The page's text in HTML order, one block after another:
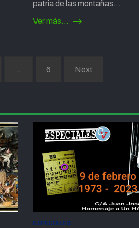
patria de las montañas…
Ver más...
6 Next
ESPECIALES